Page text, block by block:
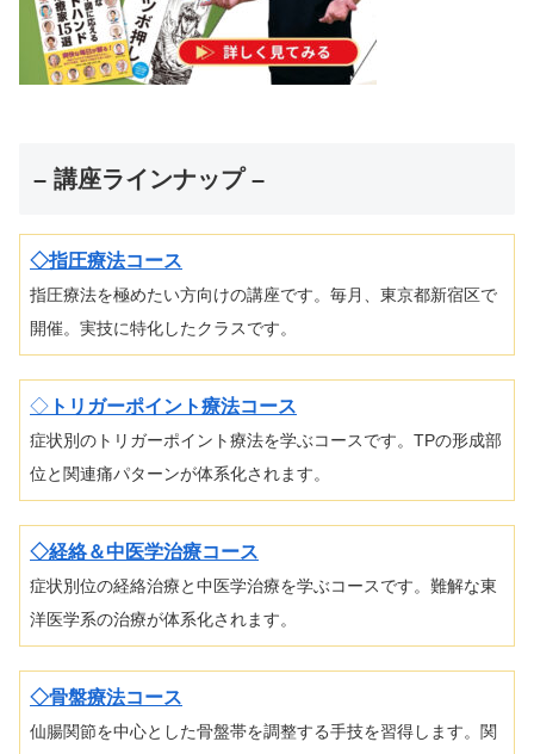
– 講座ラインナップ –
◇指圧療法コース
指圧療法を極めたい方向けの講座です。毎月、東京都新宿区で
開催。実技に特化したクラスです。
◇ トリガーポイント療法コース
症状別のトリガーポイント療法を学ぶコースです。TPの形成部
位と関連痛パターンが体系化されます。
◇経絡＆中医学治療コース
症状別位の経絡治療と中医学治療を学ぶコースです。難解な東
洋医学系の治療が体系化されます。
◇骨盤療法コース
仙腸関節を中心とした骨盤帯を調整する手技を習得します。関